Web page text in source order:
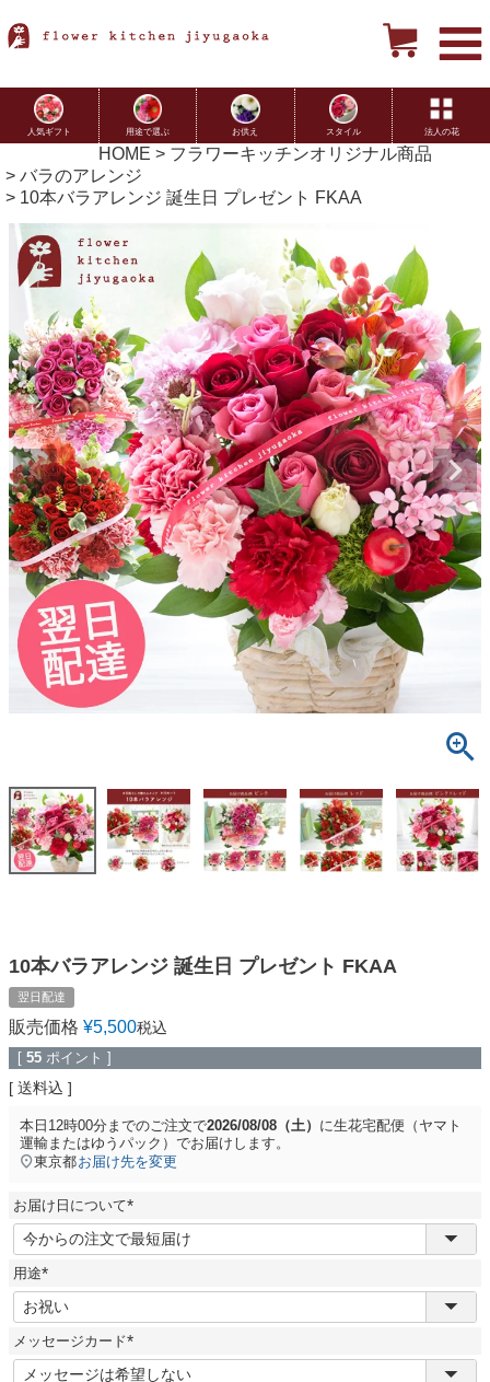
人気ギフト 用途で選ぶ お供え スタイル 法人の花
HOME
フラワーキッチンオリジナル商品
バラのアレンジ
10本バラアレンジ 誕生日 プレゼント FKAA
10本バラアレンジ 誕生日 プレゼント FKAA
翌日配達
販売価格 ¥5,500税込
[ 55 ポイント ]
送料込
本日 12時00分 までのご注文で2026/08/08（土） に生花宅配便（ヤマト
運輸またはゆうパック） でお届けします。
東京都お届け先を変更
お届け日について
(
必
須
用途
(
必
須
)
メッセージカード
(